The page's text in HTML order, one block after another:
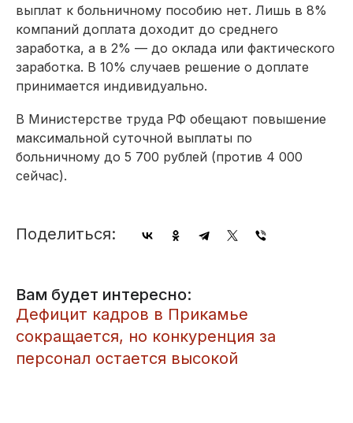
выплат к больничному пособию нет. Лишь в 8%
компаний доплата доходит до среднего
заработка, а в 2% — до оклада или фактического
заработка. В 10% случаев решение о доплате
принимается индивидуально.
В Министерстве труда РФ обещают повышение
максимальной суточной выплаты по
больничному до 5 700 рублей (против 4 000
сейчас).
Поделиться:
Вам будет интересно:
​Дефицит кадров в Прикамье
сокращается, но конкуренция за
персонал остается высокой